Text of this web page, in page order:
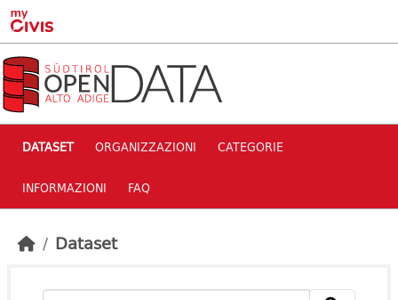
Skip to main content
DATASET ORGANIZZAZIONI CATEGORIE
INFORMAZIONI FAQ
Dataset